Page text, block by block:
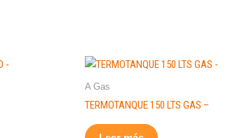
A Gas
TERMOTANQUE 150 LTS GAS –